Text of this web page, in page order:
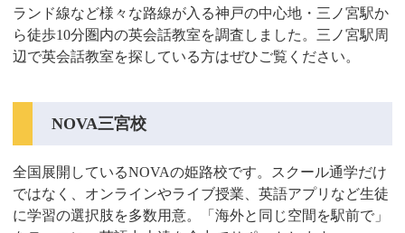
ランド線など様々な路線が入る神戸の中心地・三ノ宮駅か
ら徒歩10分圏内の英会話教室を調査しました。三ノ宮駅周
辺で英会話教室を探している方はぜひご覧ください。
NOVA三宮校
全国展開しているNOVAの姫路校です。スクール通学だけ
ではなく、オンラインやライブ授業、英語アプリなど生徒
に学習の選択肢を多数用意。「海外と同じ空間を駅前で」